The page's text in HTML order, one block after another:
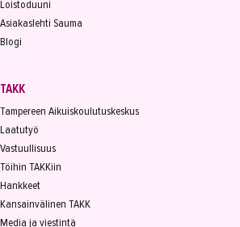
Loistoduuni
Asiakaslehti Sauma
Blogi
TAKK
Tampereen Aikuiskoulutuskeskus
Laatutyö
Vastuullisuus
Töihin TAKKiin
Hankkeet
Kansainvälinen TAKK
Media ja viestintä